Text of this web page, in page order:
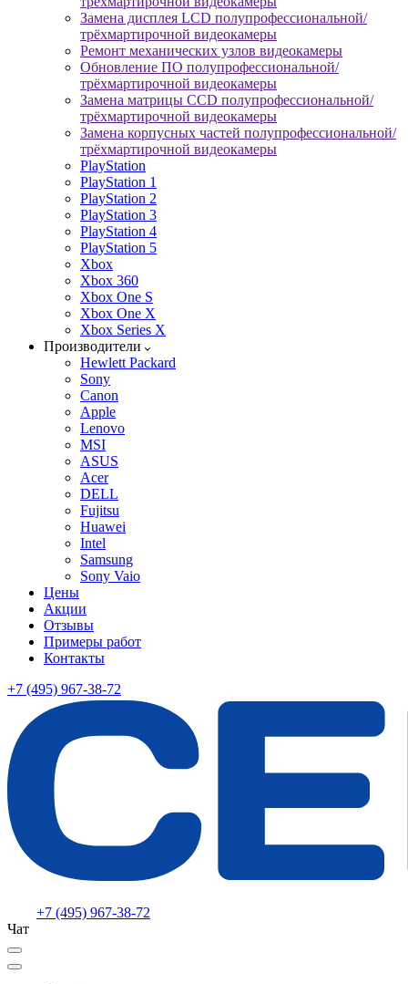
Замена дисплея LCD полупрофессиональной/
трёхмартирочной видеокамеры
Ремонт механических узлов видеокамеры
Обновление ПО полупрофессиональной/
трёхмартирочной видеокамеры
Замена матрицы CCD полупрофессиональной/
трёхмартирочной видеокамеры
Замена корпусных частей полупрофессиональной/
трёхмартирочной видеокамеры
PlayStation
PlayStation 1
PlayStation 2
PlayStation 3
PlayStation 4
PlayStation 5
Xbox
Xbox 360
Xbox One S
Xbox One X
Xbox Series X
Производители
Hewlett Packard
Sony
Canon
Apple
Lenovo
MSI
ASUS
Acer
DELL
Fujitsu
Huawei
Intel
Samsung
Sony Vaio
Цены
Акции
Отзывы
Примеры работ
Контакты
+7 (495) 967-38-72
+7 (495) 967-38-72
Чат